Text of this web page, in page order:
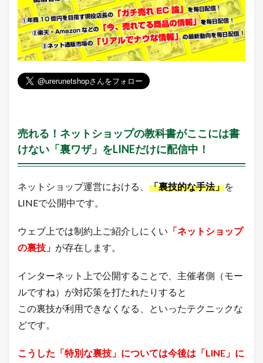
a
h
o
o
!
総
急
上
キ
グ
店
長
の
う
で
も
つ
ぶ
や
き
売れる！ネットショップの教科書がここには書
けない「裏ワザ」をLINEだけに配信中！
ネットショップ運営における、 「裏技的な手法」を
LINEで公開中です。
ウェブ上では制約上ご紹介しにくい 「ネットショップ
の裏技」 が存在します。
インターネット上で公開することで、主催者側（モー
ルですね）が対応策を打たれたりすると
この裏技が利用できなくなる、といったテクニックな
どです。
こうした「特別な裏技」については今後は「LINE」に